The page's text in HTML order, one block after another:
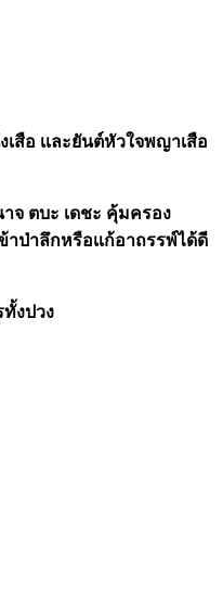
สือ เเละยันต์หัวใจพญาเสือ
จ ตบะ เดชะ คุ้มครอง
าป่าลึกหรือเเก้อาถรรพ์ได้ดี
งปวง